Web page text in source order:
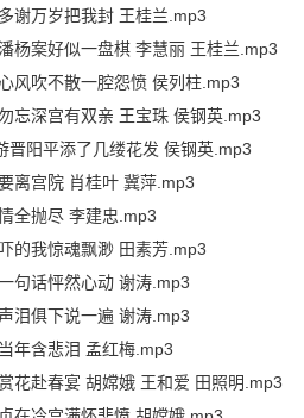
谢万岁把我封 王桂兰.mp3
杨案好似一盘棋 李慧丽 王桂兰.mp3
风吹不散一腔怨愤 侯列柱.mp3
忘深宫有双亲 王宝珠 侯钢英.mp3
晋阳平添了几缕花发 侯钢英.mp3
离宫院 肖桂叶 冀萍.mp3
全抛尽 李建忠.mp3
的我惊魂飘渺 田素芳.mp3
句话怦然心动 谢涛.mp3
泪俱下说一遍 谢涛.mp3
年含悲泪 孟红梅.mp3
花赴春宴 胡嫦娥 王和爱 田照明.mp3